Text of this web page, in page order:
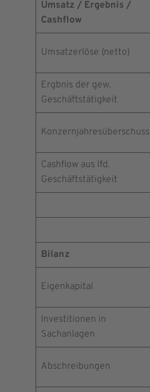
Umsatz / Ergebnis /
Cashflow
Umsatzerlöse (netto)
Ergbnis der gew.
Geschäftstätigkeit
Konzernjahresüberschuss
Cashflow aus lfd.
Geschäftstätigkeit
Bilanz
Eigenkapital
Investitionen in
Sachanlagen
Abschreibungen